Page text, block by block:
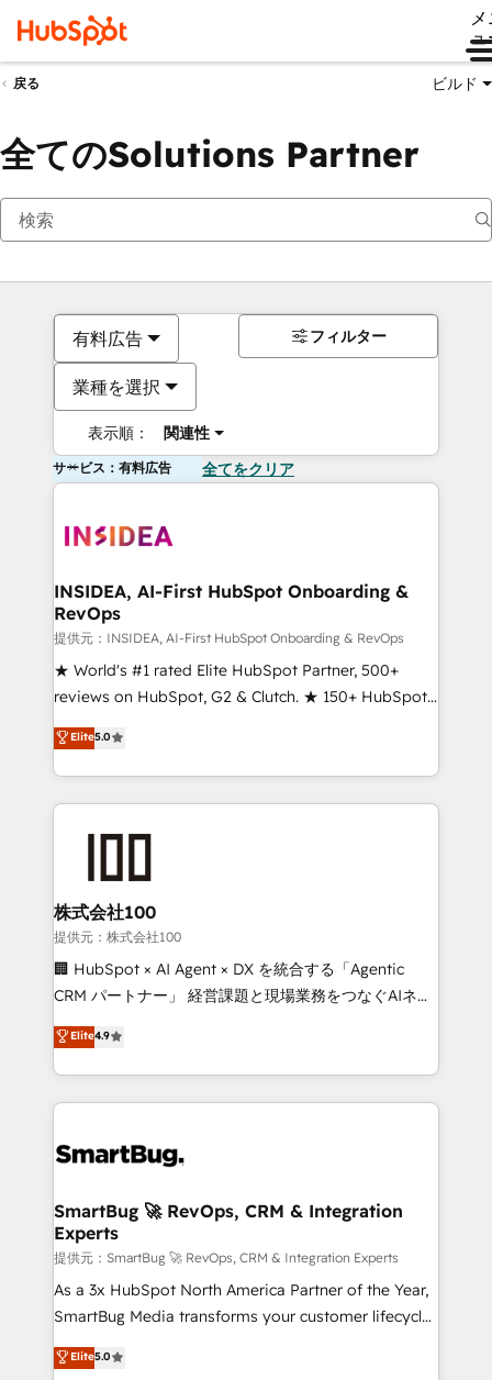
ュ
戻る ビルド
全てのSolutions Partner
有料広告
業種を選択
表示順： 関連性
フィルター
サービス：有料広告 全てをクリア
INSIDEA, AI-First HubSpot Onboarding &
RevOps
提供元：INSIDEA, AI-First HubSpot Onboarding & RevOps
★ World's #1 rated Elite HubSpot Partner, 500+
reviews on HubSpot, G2 & Clutch. ★ 150+ HubSpot
Certified Experts & Trainers across the team ★
1,500+ implementations across five continents ★ AI-
First, RevOps-led, Onboarding obsessed ★
Company of the Year 2024/25 INSIDEA helps
and build AI-powered workflows that drive adoption
from week one, in your time zone. What we do ➤
Onboarding: Live in weeks, with workflows built
around your business, not a template. ➤ Migration:
Move from any legacy CRM. Zero downtime, full data
run your revenue process. Sales, marketing, and
service wired together. ➤ AI and Integrations: Layer
tune-ups, feature rollouts, adoption coaching. Buying
HubSpot, switching to it, or reviving a stale portal?
We are built for the work.
Elite5.0
株式会社100
提供元：株式会社100
🏢 HubSpot × AI Agent × DX を統合する「Agentic
CRM パートナー」 経営課題と現場業務をつなぐAIネイ
ティブ・エージェンシーとして、HubSpot Eliteの実装
力で顧客フロント業務を再設計します。 💡 100inc は何
をする会社か？ HubSpotを共通基盤に、AIエージェン
トを組み込んだ顧客フロント業務（マーケティング・営
ィブ・エージェンシーです。事業部・グループ会社・部
を、CRMを軸とした全社共通基盤に再構築します。意
思決定者・PMO・現場担当者に並走します。 1️⃣
HubSpot導入・活用支援 顧客データの一元化から、
GTMの見える化・自動化まで。全Hub統合運用、デー
タ品質設計、グループ横断のCRM統合に対応します。
の一部をAIが自律実行する組織への移行を設計・実装。
Elite4.9
SmartBug 🚀 RevOps, CRM & Integration
Experts
提供元：SmartBug 🚀 RevOps, CRM & Integration Experts
As a 3x HubSpot North America Partner of the Year,
SmartBug Media transforms your customer lifecycle
into a revenue engine. Our unified ecosystem
includes specialized divisions Globalia (AI &
Elite5.0